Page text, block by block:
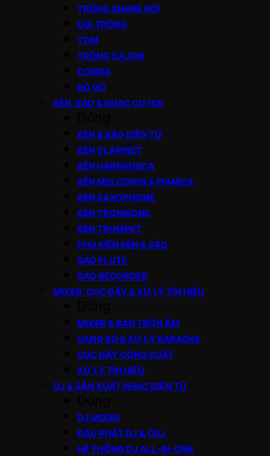
TRỐNG SNARE RỜI
DÙI TRỐNG
TOM
TRỐNG CAJON
CONGA
BỘ GÕ
KÈN, SÁO & NHẠC CỤ HƠI
KÈN & SÁO ĐIỆN TỬ
KÈN CLARINET
KÈN HARMONICA
KÈN MELODION & PIANICA
KÈN SAXOPHONE
KÈN TROMBONE
KÈN TRUMPET
PHỤ KIỆN KÈN & SÁO
SÁO FLUTE
SÁO RECORDER
MIXER, CỤC ĐẨY & XỬ LÝ TÍN HIỆU
MIXER & BÀN TRỘN ÂM
VANG SỐ & XỬ LÝ KARAOKE
CỤC ĐẨY CÔNG SUẤT
XỬ LÝ TÍN HIỆU
DJ & SẢN XUẤT NHẠC ĐIỆN TỬ
DJ MIXER
ĐẦU PHÁT DJ & CDJ
HỆ THỐNG DJ ALL-IN-ONE